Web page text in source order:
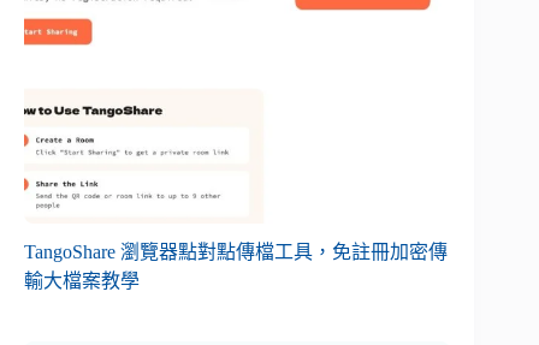
TangoShare 瀏覽器點對點傳檔工具，免註冊加密傳
輸大檔案教學